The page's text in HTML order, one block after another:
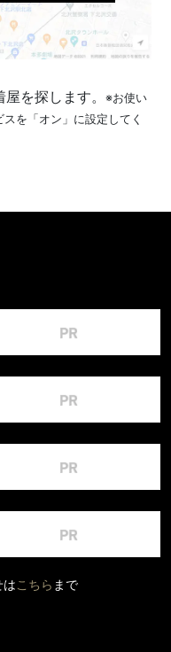
屋を探します。※お使い
を「オン」に設定してく
はこちら まで